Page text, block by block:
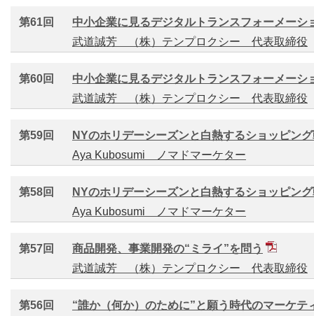
第61回
中小企業に見るデジタルトランスフォーメーシ
武道誠芳 （株）テンプロクシー 代表取締役
第60回
中小企業に見るデジタルトランスフォーメーシ
武道誠芳 （株）テンプロクシー 代表取締役
第59回
NYのホリデーシーズンと白熱するショッピン
Aya Kubosumi ノマドマーケター
第58回
NYのホリデーシーズンと白熱するショッピン
Aya Kubosumi ノマドマーケター
第57回
商品開発、事業開発の“ミライ”を問う
武道誠芳 （株）テンプロクシー 代表取締役
第56回
“誰か（何か）のために”と願う時代のマーケテ